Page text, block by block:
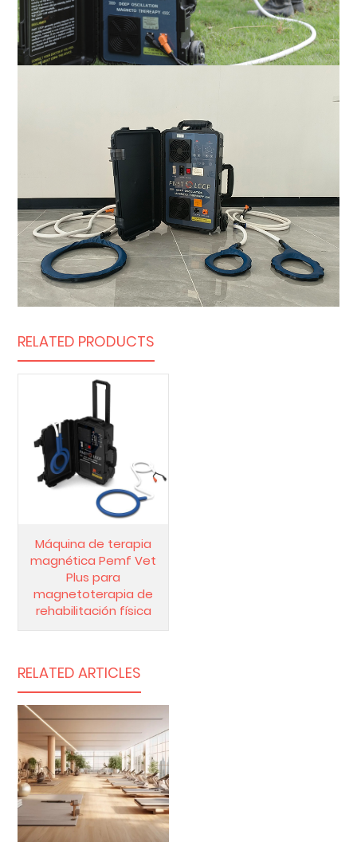
RELATED PRODUCTS
Máquina de terapia
magnética Pemf Vet
Plus para
magnetoterapia de
rehabilitación física
RELATED ARTICLES